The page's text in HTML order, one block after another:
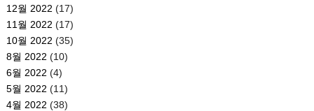
12월 2022 (17)
11월 2022 (17)
10월 2022 (35)
8월 2022 (10)
6월 2022 (4)
5월 2022 (11)
4월 2022 (38)